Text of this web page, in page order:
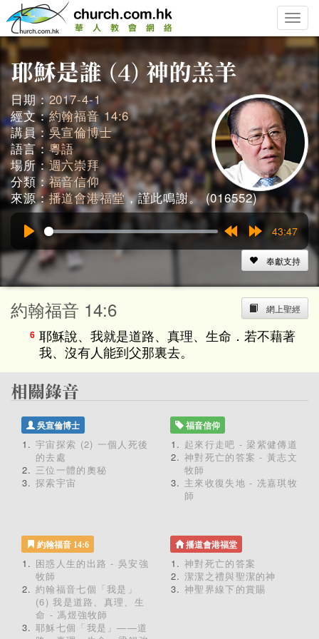
Toggle
日期：2017-4-1
經文：約翰福音 14:6
講員： 吳宣倫博士
語言：粵語
場所：週六崇拜
分類：福音信仰
來源：播道會港福堂，謹此鳴謝。 (016552)
15s
43:47
奉獻支持
網上聖經
約翰福音 14:6
6 耶穌說、我就是道路、真理、生命．若不藉著
我、沒有人能到父那裏去。
吳宣倫博士
宇宙探索 (2) 一個人死後
的去處
三位一體的奧秘
探索宇宙
福音信仰
起來行走吧 - 梁紫健傳道
神對死亡的答案 - 黃志文
牧師
主來收復失地 - 冼嘉琪牧
師
約翰福音 14:6
困惑人生的出路 - 吳安強
牧師
約翰福音七個「我是」
(6) 我是道路、真理、生
命 - 馮煜強牧師
耶穌七個「我是」——道
播道會港福堂
神對死亡的答案
潔潔之禮與聖潔的神
神聖界線下的賞賜